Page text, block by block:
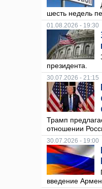
шесть недель
01.08.2026 - 19:30
президента.
30.07.2026 - 21:15
Трамп
отношении
30.07.2026 - 19:00
введение